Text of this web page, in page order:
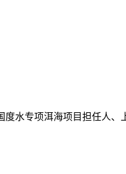
水专项洱海项目担任人